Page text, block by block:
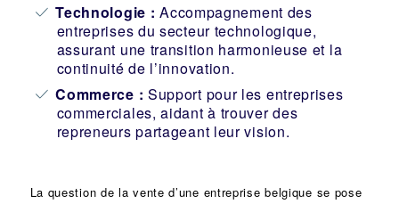
Technologie : Accompagnement des
entreprises du secteur technologique,
assurant une transition harmonieuse et la
continuité de l’innovation.
Commerce : Support pour les entreprises
commerciales, aidant à trouver des
repreneurs partageant leur vision.
La question de la vente d’une entreprise belgique se pose